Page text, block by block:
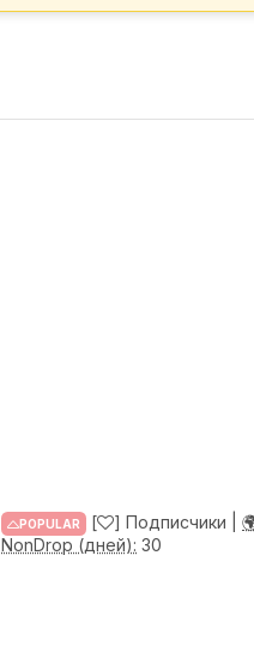
POPULAR [ ] Подписчики |
NonDrop (дней): 30